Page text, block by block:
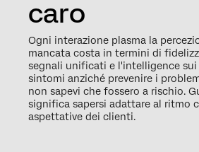
caro
Ogni interazione plasma la
mancata costa in termini di
segnali unificati e l'intelligence sui
sintomi anziché prevenire i
non sapevi che fossero a rischio.
significa sapersi adattare al ritmo
aspettative dei clienti.